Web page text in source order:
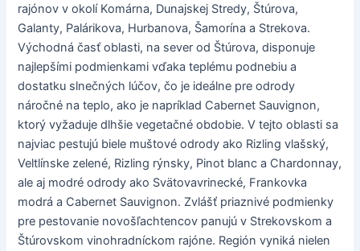
rajónov v okolí Komárna, Dunajskej Stredy, Štúrova,
Galanty, Palárikova, Hurbanova, Šamorína a Strekova.
Východná časť oblasti, na sever od Štúrova, disponuje
najlepšími podmienkami vďaka teplému podnebiu a
dostatku slnečných lúčov, čo je ideálne pre odrody
náročné na teplo, ako je napríklad Cabernet Sauvignon,
ktorý vyžaduje dlhšie vegetačné obdobie. V tejto oblasti sa
najviac pestujú biele muštové odrody ako Rizling vlašský,
Veltlínske zelené, Rizling rýnsky, Pinot blanc a Chardonnay,
ale aj modré odrody ako Svätovavrinecké, Frankovka
modrá a Cabernet Sauvignon. Zvlášť priaznivé podmienky
pre pestovanie novošľachtencov panujú v Strekovskom a
Štúrovskom vinohradníckom rajóne. Región vyniká nielen